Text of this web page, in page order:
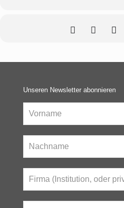
Unseren Newsletter abonnieren